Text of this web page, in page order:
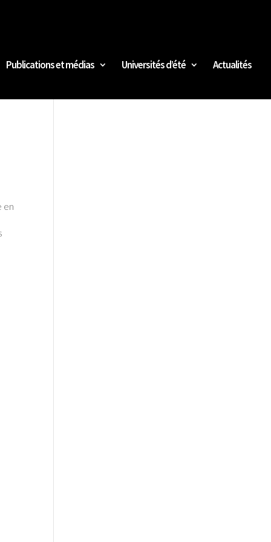
Publications et médias Universités d’été Actualités
en